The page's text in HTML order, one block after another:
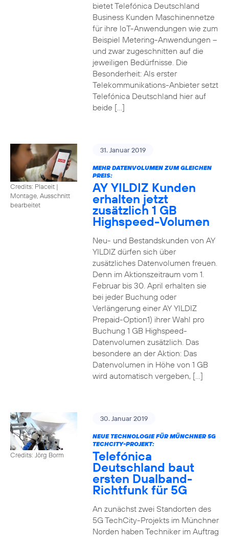
bietet Telefónica Deutschland
Business Kunden Maschinennetze
für ihre IoT-Anwendungen wie zum
Beispiel Metering-Anwendungen –
und zwar zugeschnitten auf die
jeweiligen Bedürfnisse. Die
Besonderheit: Als erster
Telekommunikations-Anbieter setzt
Telefónica Deutschland hier auf
beide […]
Credits: Placeit |
Montage, Ausschnitt
bearbeitet
31. Januar 2019
MEHR DATENVOLUMEN ZUM GLEICHEN
PREIS:
AY YILDIZ Kunden
erhalten jetzt
zusätzlich 1 GB
Highspeed-Volumen
Neu- und Bestandskunden von AY
YILDIZ dürfen sich über
zusätzliches Datenvolumen freuen.
Denn im Aktionszeitraum vom 1.
Februar bis 30. April erhalten sie
bei jeder Buchung oder
Verlängerung einer AY YILDIZ
Prepaid-Option1) ihrer Wahl pro
Buchung 1 GB Highspeed-
Datenvolumen zusätzlich. Das
besondere an der Aktion: Das
Datenvolumen in Höhe von 1 GB
wird automatisch vergeben, […]
Credits: Jörg Borm
30. Januar 2019
NEUE TECHNOLOGIE FÜR MÜNCHNER 5G
TECHCITY-PROJEKT:
Telefónica
Deutschland baut
ersten Dualband-
Richtfunk für 5G
An zunächst zwei Standorten des
5G TechCity-Projekts im Münchner
Norden haben Techniker im Auftrag